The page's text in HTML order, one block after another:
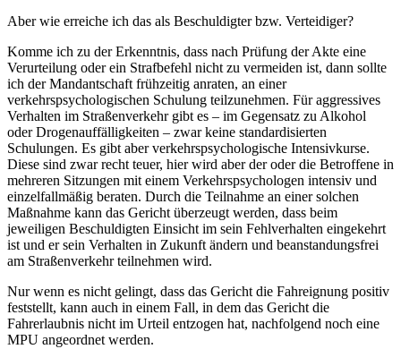
Aber wie erreiche ich das als Beschuldigter bzw. Verteidiger?
Komme ich zu der Erkenntnis, dass nach Prüfung der Akte eine
Verurteilung oder ein Strafbefehl nicht zu vermeiden ist, dann sollte
ich der Mandantschaft frühzeitig anraten, an einer
verkehrspsychologischen Schulung teilzunehmen. Für aggressives
Verhalten im Straßenverkehr gibt es – im Gegensatz zu Alkohol
oder Drogenauffälligkeiten – zwar keine standardisierten
Schulungen. Es gibt aber verkehrspsychologische Intensivkurse.
Diese sind zwar recht teuer, hier wird aber der oder die Betroffene in
mehreren Sitzungen mit einem Verkehrspsychologen intensiv und
einzelfallmäßig beraten. Durch die Teilnahme an einer solchen
Maßnahme kann das Gericht überzeugt werden, dass beim
jeweiligen Beschuldigten Einsicht im sein Fehlverhalten eingekehrt
ist und er sein Verhalten in Zukunft ändern und beanstandungsfrei
am Straßenverkehr teilnehmen wird.
Nur wenn es nicht gelingt, dass das Gericht die Fahreignung positiv
feststellt, kann auch in einem Fall, in dem das Gericht die
Fahrerlaubnis nicht im Urteil entzogen hat, nachfolgend noch eine
MPU angeordnet werden.